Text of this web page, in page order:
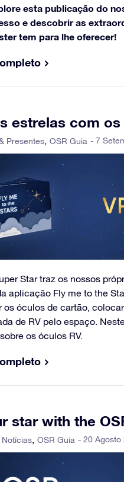
esta publicação do
e descobrir as
tem para lhe oferecer!
estrelas com os
Presentes OSR Guia - 7
Star traz os nossos
aplicação Fly me to the
os óculos de cartão,
de RV pelo espaço.
os óculos RV.
star with the
Notícias OSR Guia - 20 Agosto